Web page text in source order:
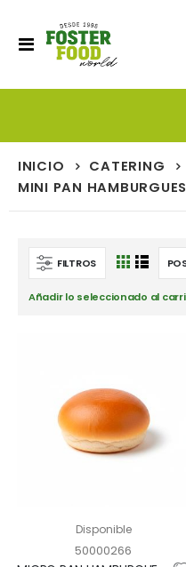
Toggle
INICIO CATERING
MINI PAN
FILTROS
VerParrilla
Lista
Añadir lo seleccionado al
Disponible
50000266